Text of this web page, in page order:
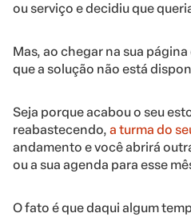
ou serviço e decidiu que
Mas, ao chegar na sua
que a solução não está
Seja porque acabou o seu
reabastecendo, a turma do
andamento e você abrirá
ou a sua agenda para esse
O fato é que daqui algum